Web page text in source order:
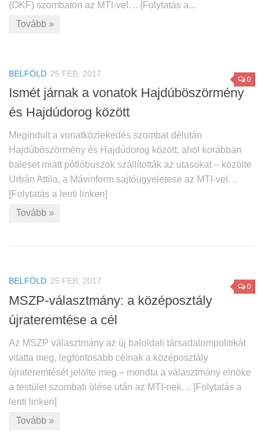
(OKF) szombaton az MTI-vel. .. [Folytatás a...
Tovább »
0
BELFÖLD 25 FEB, 2017
Ismét járnak a vonatok Hajdúböszörmény
és Hajdúdorog között
Megindult a vonatközlekedés szombat délután
Hajdúböszörmény és Hajdúdorog között, ahol korábban
baleset miatt pótlóbuszok szállították az utasokat – közölte
Urbán Attila, a Mávinform sajtóügyeletese az MTI-vel. ..
[Folytatás a lenti linken]
Tovább »
0
BELFÖLD 25 FEB, 2017
MSZP-választmány: a középosztály
újrateremtése a cél
Az MSZP választmány az új baloldali társadalompolitikát
vitatta meg, legfontosabb célnak a középosztály
újrateremtését jelölte meg – mondta a választmány elnöke
a testület szombati ülése után az MTI-nek. .. [Folytatás a
lenti linken]
Tovább »